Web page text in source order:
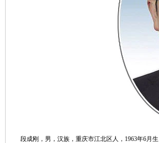
段成刚，男，汉族，重庆市江北区人，1963年6月生